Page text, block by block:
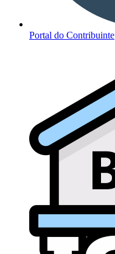
Portal do Contribuinte